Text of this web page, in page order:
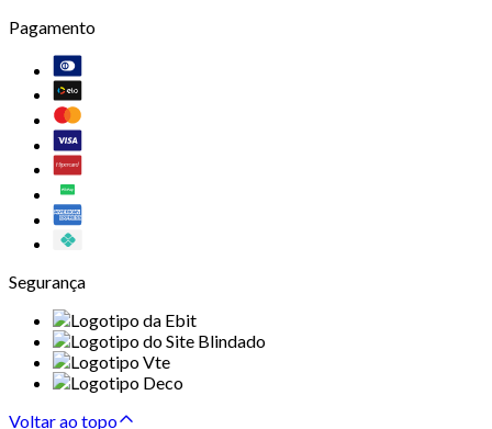
Pagamento
Segurança
Voltar ao topo